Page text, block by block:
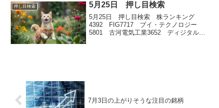
押し目検索 5月25日 押し目検索
5月25日 押し目検索 株ランキング
4392 FIG7717 ブイ・テクノロジー
5801 古河電気工業3652 ディジタルメ
7月3日の上がりそうな注目の銘柄